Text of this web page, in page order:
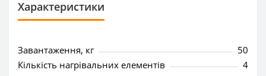
Характеристики
Завантаження, кг
50
Кількість нагрівальних елементів
4